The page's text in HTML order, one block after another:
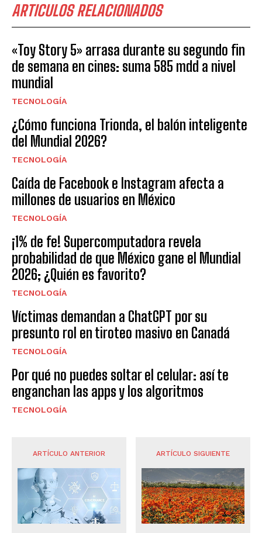
ARTICULOS RELACIONADOS
«Toy Story 5» arrasa durante su segundo fin
de semana en cines: suma 585 mdd a nivel
mundial
TECNOLOGÍA
¿Cómo funciona Trionda, el balón inteligente
del Mundial 2026?
TECNOLOGÍA
Caída de Facebook e Instagram afecta a
millones de usuarios en México
TECNOLOGÍA
¡1% de fe! Supercomputadora revela
probabilidad de que México gane el Mundial
2026; ¿Quién es favorito?
TECNOLOGÍA
Víctimas demandan a ChatGPT por su
presunto rol en tiroteo masivo en Canadá
TECNOLOGÍA
Por qué no puedes soltar el celular: así te
enganchan las apps y los algoritmos
TECNOLOGÍA
ARTÍCULO ANTERIOR ARTÍCULO SIGUIENTE